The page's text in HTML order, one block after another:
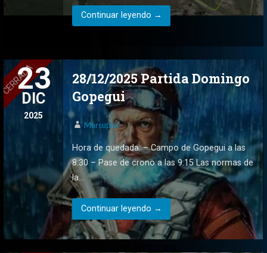
Continuar leyendo →
28/12/2025 Partida Domingo
Gopegui
23
DIC
2025
Marsupial
Hora de quedada: – Campo de Gopegui a las
8:30 – Pase de crono a las 9:15 Las normas de
la…
Continuar leyendo →